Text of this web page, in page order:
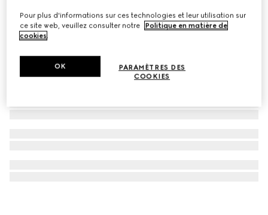
Pour plus d'informations sur ces technologies et leur utilisation sur
ce site web, veuillez consulter notre
Politique en matière de
cookies.
PARAMÈTRES DES
COOKIES
OK